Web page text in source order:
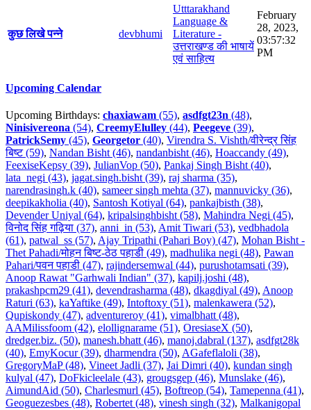
कुछ लिखे पन्ने devbhumi
Utttarakhand
Language &
Literature -
उत्तराखण्ड की भाषायें
एवं साहित्य
February
28, 2023,
03:57:32
PM
Upcoming Calendar
Upcoming Birthdays: chaxiawam (55), asdfgt23n (48),
Ninisivereona (54), CreemyElulley (44), Peegeve (39),
PatrickSemy (45), Georgetor (40), Virendra S. Vishth/वीरेन्द्र सिंह
बिष्ट (59), Nandan Bisht (46), nandanbisht (46), Hoaccandy (49),
FeexiseKepsy (39), JulianVop (50), Pankaj Singh Bisht (40),
lata_negi (43), jagat.singh.bisht (39), raj sharma (35),
narendrasingh.k (40), sameer singh mehta (37), mannuvicky (36),
deepikakholia (40), Santosh Kotiyal (64), pankajbisth (38),
Devender Uniyal (64), kripalsinghbisht (58), Mahindra Negi (45),
विनोद सिंह गढ़िया (37), anni_in (53), Amit Tiwari (53), vedbhadola
(61), patwal_ss (57), Ajay Tripathi (Pahari Boy) (47), Mohan Bisht -
Thet Pahadi/मोहन बिष्ट-ठेठ पहाडी (49), madhulika negi (48), Pawan
Pahari/पवन पहाडी (47), rajindersemwal (44), purushotamsati (39),
Anoop Rawat "Garhwali Indian" (37), kapilj.joshi (48),
prakashpcm29 (41), devendrasharma (48), dkagdiyal (49), Anoop
Raturi (63), kaYaftike (49), Intoftoxy (51), malenkawera (52),
Qupiskondy (47), adventureroy (41), vimalbhatt (48),
AAMilissfoom (42), elollignarame (51), OresiaseX (50),
dredger.biz. (50), manesh.bhatt (46), manoj.dabral (137), asdfgt28k
(40), EmyKocur (39), dharmendra (50), AGafeflaloli (38),
GregoryMaP (48), Vineet Jadli (37), Jai Dimri (40), kundan singh
kulyal (47), DoFkicleelale (43), grougsgep (46), Munslake (46),
AimundAid (50), Charlesmurl (45), Boftreop (54), Tamepenna (41),
Geoguezesbes (48), Robertet (48), vinesh singh (32), Malkanigopal